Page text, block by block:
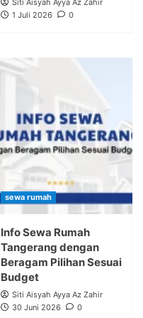
1 Juli 2026
0
sewa rumah
Info Sewa Rumah
Tangerang dengan
Beragam Pilihan Sesuai
Budget
Siti Aisyah Ayya Az Zahir
30 Juni 2026
0